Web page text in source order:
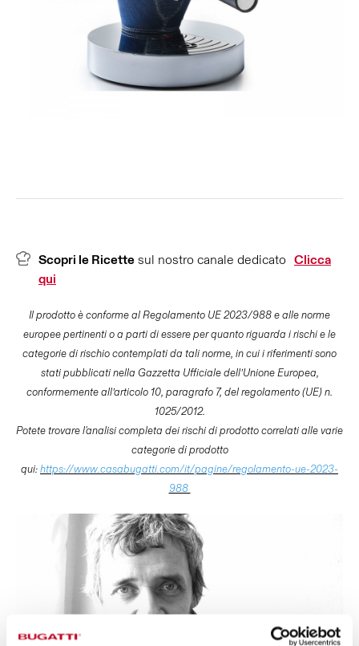
Scopri le Ricette sul nostro canale dedicato Clicca
qui
Il prodotto è conforme al Regolamento UE 2023/988 e alle norme
europee pertinenti o a parti di essere per quanto riguarda i rischi e le
categorie di rischio contemplati da tali norme, in cui i riferimenti sono
stati pubblicati nella Gazzetta Ufficiale dell’Unione Europea,
conformemente all’articolo 10, paragrafo 7, del regolamento (UE) n.
1025/2012.
Potete trovare l'analisi completa dei rischi di prodotto correlati alle varie
categorie di prodotto
qui:https://www.casabugatti.com/it/pagine/regolamento-ue-2023-
988